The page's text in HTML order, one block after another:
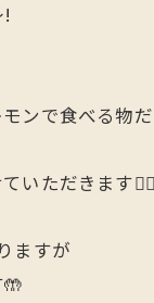
ンで食べる物
いただきます🙇‍♂️
ますが